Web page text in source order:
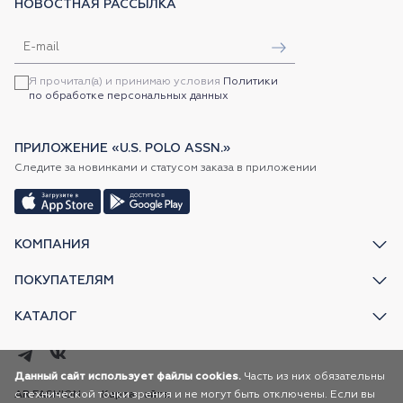
КОМПАНИЯ
ПОКУПАТЕЛЯМ
КАТАЛОГ
НОВОСТНАЯ РАССЫЛКА
Я прочитал(а) и принимаю условия Политики
по обработке персональных данных
ПРИЛОЖЕНИЕ «U.S. POLO ASSN.»
Следите за новинками и статусом заказа в приложении
AR FASHION Карта сайта
Данный сайт использует файлы cookies. Часть из них обязательны
с технической точки зрения и не могут быть отключены. Если вы